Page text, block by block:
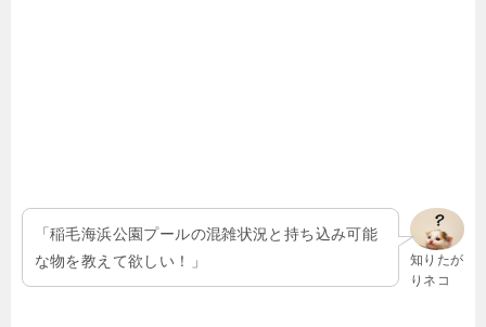
知りたが
りネコ
「稲毛海浜公園プールの混雑状況と持ち込み可能
な物を教えて欲しい！」